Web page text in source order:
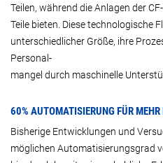
Teilen, während die Anlagen der
Teile bieten. Diese technologische
unterschiedlicher Größe, ihre
Personal-
mangel durch maschinelle
60% AUTOMATISIERUNG FÜR MEHR
Bisherige Entwicklungen und
möglichen Automatisierungsgrad